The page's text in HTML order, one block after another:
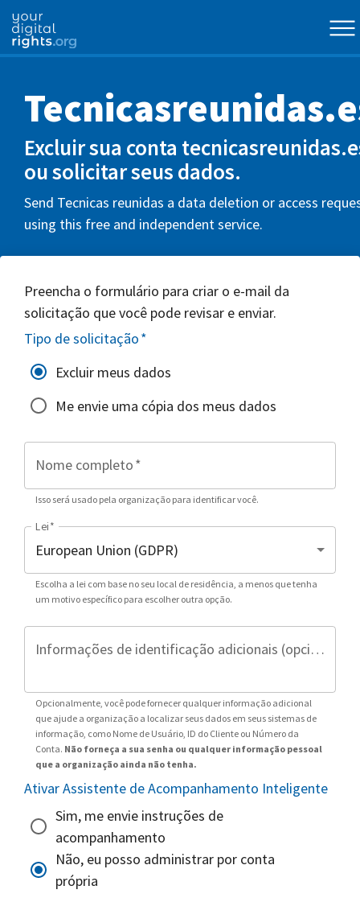
Excluir sua conta
ou solicitar seus dados.
Send Tecnicas reunidas a data deletion or access
using this free and independent service.
Preencha o formulário para criar o e-mail da
solicitação que você pode revisar e enviar.
Tipo de solicitação*
Excluir meus dados
Me envie uma cópia dos meus dados
Nome completo*
Isso será usado pela organização para identificar você.
Lei*
Escolha a lei com base no seu local de residência, a menos que tenha
um motivo específico para escolher outra opção.
Informações de identificação adicionais (opcional)
Opcionalmente, você pode fornecer qualquer informação adicional
que ajude a organização a localizar seus dados em seus sistemas de
informação, como Nome de Usuário, ID do Cliente ou Número da
Conta. Não forneça a sua senha ou qualquer informação pessoal
que a organização ainda não tenha.
Ativar Assistente de Acompanhamento Inteligente
Sim, me envie instruções de
acompanhamento
Não, eu posso administrar por conta
própria